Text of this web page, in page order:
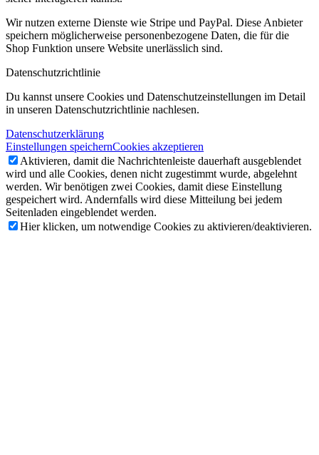
Wir nutzen externe Dienste wie Stripe und PayPal. Diese Anbieter
speichern möglicherweise personenbezogene Daten, die für die
Shop Funktion unsere Website unerlässlich sind.
Datenschutzrichtlinie
Du kannst unsere Cookies und Datenschutzeinstellungen im Detail
in unseren Datenschutzrichtlinie nachlesen.
Datenschutzerklärung
Einstellungen speichernCookies akzeptieren
Aktivieren, damit die Nachrichtenleiste dauerhaft ausgeblendet
wird und alle Cookies, denen nicht zugestimmt wurde, abgelehnt
werden. Wir benötigen zwei Cookies, damit diese Einstellung
gespeichert wird. Andernfalls wird diese Mitteilung bei jedem
Seitenladen eingeblendet werden.
Hier klicken, um notwendige Cookies zu aktivieren/deaktivieren.